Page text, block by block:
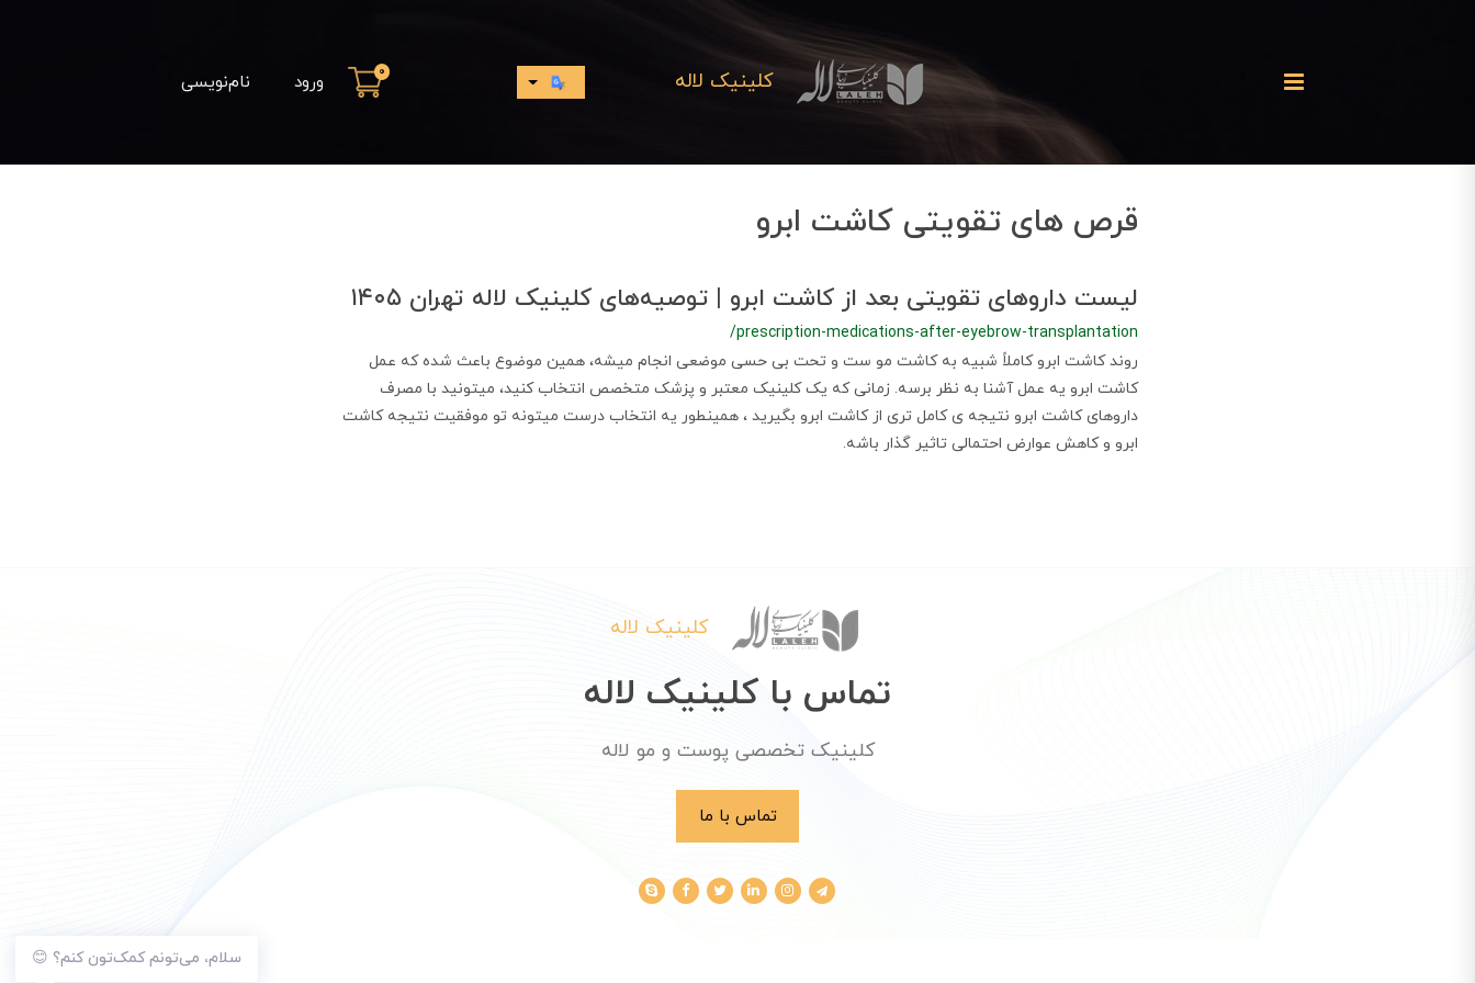
کلینیک لاله 0 ورود نام‌نویسی
قرص های تقویتی کاشت ابرو
لیست داروهای تقویتی بعد از کاشت ابرو | توصیه‌های کلینیک لاله تهران ۱۴۰۵
/prescription-medications-after-eyebrow-transplantation
روند کاشت ابرو کاملاً شبیه به کاشت مو ست و تحت بی حسی موضعی انجام میشه، همین موضوع باعث شده که عمل
کاشت ابرو یه عمل آشنا به نظر برسه. زمانی که یک کلینیک معتبر و پزشک متخصص انتخاب کنید، میتونید با مصرف
داروهای کاشت ابرو نتیجه ی کامل تری از کاشت ابرو بگیرید ، همینطور یه انتخاب درست میتونه تو موفقیت نتیجه کاشت
ابرو و کاهش عوارض احتمالی تاثیر گذار باشه.
سلام، می‌تونم کمک‌تون کنم؟ 😊
کلینیک لاله
تماس با کلینیک لاله
کلینیک تخصصی پوست و مو لاله
تماس با ما